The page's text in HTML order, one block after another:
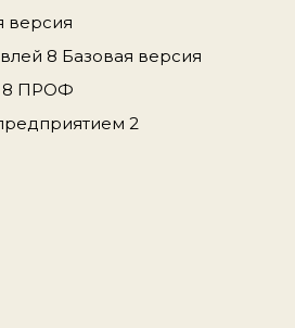
версия
8 Базовая версия
8 ПРОФ
2